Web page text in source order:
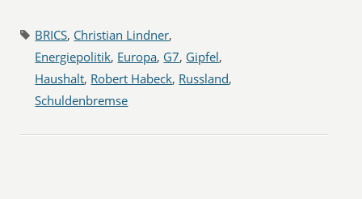
BRICS, Christian Lindner,
Energiepolitik, Europa, G7, Gipfel,
Haushalt, Robert Habeck, Russland,
Schuldenbremse